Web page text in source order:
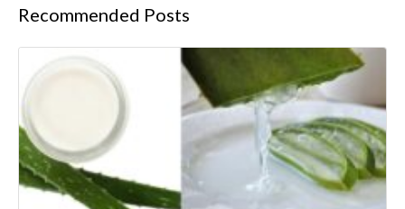
Recommended Posts